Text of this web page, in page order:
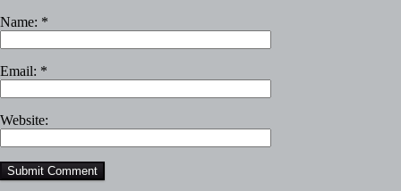
Name: *
Email: *
Website: